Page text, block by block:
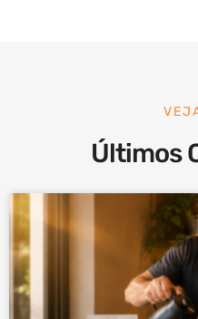
Últimos